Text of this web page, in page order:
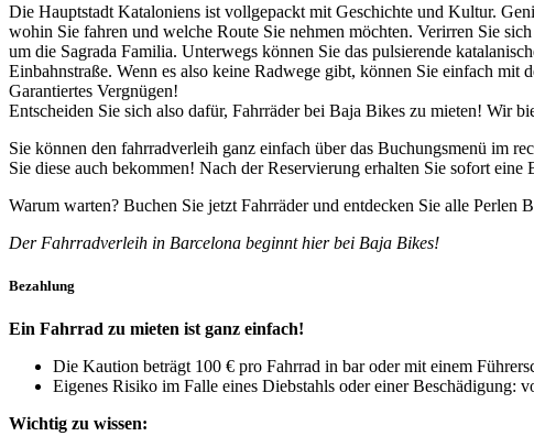
Die Hauptstadt Kataloniens ist vollgepackt mit Geschichte und Kultur.
wohin Sie fahren und welche Route Sie nehmen möchten. Verirren Sie
um die Sagrada Familia. Unterwegs können Sie das pulsierende
Einbahnstraße. Wenn es also keine Radwege gibt, können Sie einfach mit
Garantiertes Vergnügen!
Entscheiden Sie sich also dafür, Fahrräder bei Baja Bikes zu mieten! Wir
Sie können den fahrradverleih ganz einfach über das Buchungsmenü im
Sie diese auch bekommen! Nach der Reservierung erhalten Sie sofort
Warum warten? Buchen Sie jetzt Fahrräder und entdecken Sie alle Perlen
Der Fahrradverleih in Barcelona beginnt hier bei Baja Bikes!
Bezahlung
Ein Fahrrad zu mieten ist ganz einfach!
Die Kaution beträgt 100 € pro Fahrrad in bar oder mit einem
Eigenes Risiko im Falle eines Diebstahls oder einer Beschädigung:
Wichtig zu wissen: